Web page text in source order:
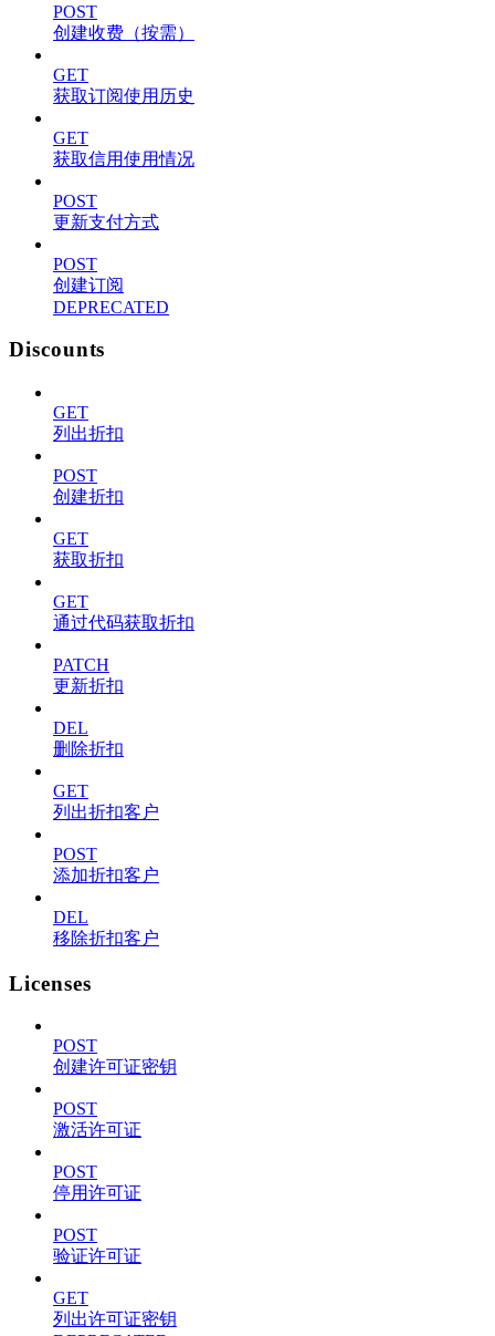
POST
创建收费（按需）
GET
获取订阅使用历史
GET
获取信用使用情况
POST
更新支付方式
POST
创建订阅
DEPRECATED
Discounts
GET
列出折扣
POST
创建折扣
GET
获取折扣
GET
通过代码获取折扣
PATCH
更新折扣
DEL
删除折扣
GET
列出折扣客户
POST
添加折扣客户
DEL
移除折扣客户
Licenses
POST
创建许可证密钥
POST
激活许可证
POST
停用许可证
POST
验证许可证
GET
列出许可证密钥